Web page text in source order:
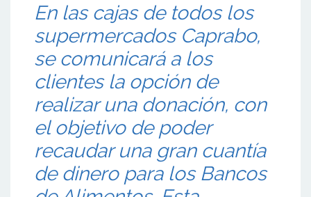
En las cajas de todos los
supermercados Caprabo,
se comunicará a los
clientes la opción de
realizar una donación, con
el objetivo de poder
recaudar una gran cuantía
de dinero para los Bancos